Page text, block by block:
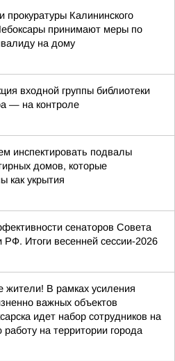
прокуратуры Калининского
принимают меры по
на дому
входной группы библиотеки
— на контроле
инспектировать подвалы
домов, которые
как укрытия
сенаторов Совета
Итоги весенней сессии-2026
жители! В рамках усиления
важных объектов
идет набор сотрудников на
на территории города